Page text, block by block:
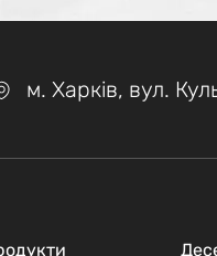
м. Харкiв, вул.